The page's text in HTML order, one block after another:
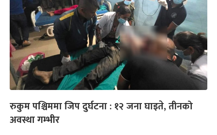
रुकुम पश्चिममा जिप दुर्घटना : १२ जना घाइते, तीनको
अवस्था गम्भीर